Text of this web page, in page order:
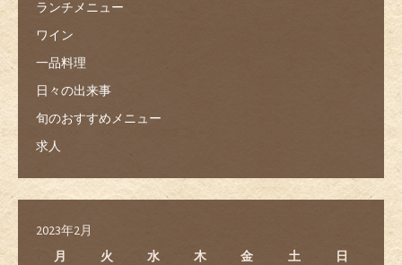
ランチメニュー
ワイン
一品料理
日々の出来事
旬のおすすめメニュー
求人
2023年2月
月
火 水 木 金 土 日